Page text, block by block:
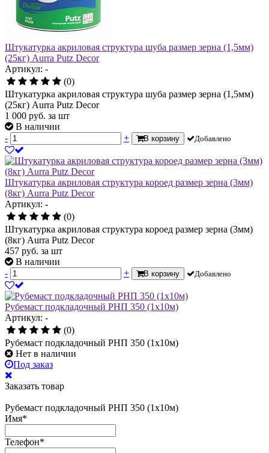
Штукатурка акриловая структура шуба размер зерна (1,5мм)
(25кг) Aurra Putz Decor
Артикул: -
(0)
Штукатурка акриловая структура шуба размер зерна (1,5мм)
(25кг) Aurra Putz Decor
1 000 руб. за шт
В наличии
-
+ В корзину Добавлено
Штукатурка акриловая структура короед размер зерна (3мм)
(8кг) Aurra Putz Decor
Артикул: -
(0)
Штукатурка акриловая структура короед размер зерна (3мм)
(8кг) Aurra Putz Decor
457 руб. за шт
В наличии
-
+ В корзину Добавлено
Рубемаст подкладочный РНП 350 (1х10м)
Артикул: -
(0)
Рубемаст подкладочный РНП 350 (1х10м)
Нет в наличии
Под заказ
Заказать товар
Рубемаст подкладочный РНП 350 (1х10м)
Имя*
Телефон*